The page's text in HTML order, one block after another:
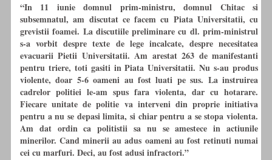
“In 11 iunie domnul prim-ministru, domnul Chitac si
subsemnatul, am discutat ce facem cu Piata Universitatii, cu
grevistii foamei. La discutiile preliminare cu dl. prim-ministrul
s-a vorbit despre texte de lege incalcate, despre necesitatea
evacuarii Pietii Universitatii. Am arestat 263 de manifestanti
pentru triere, toti gasiti in Piata Universitatii. Nu s-au produs
violente, doar 5-6 oameni au fost luati pe sus. La instruirea
cadrelor politiei le-am spus fara violenta, dar cu hotarare.
Fiecare unitate de politie va interveni din proprie initiativa
pentru a nu se depasi limita, si chiar pentru a se stopa violenta.
Am dat ordin ca politistii sa nu se amestece in actiunile
minerilor. Cand minerii au adus oameni au fost retinuti numai
cei cu marfuri. Deci, au fost adusi infractori.”